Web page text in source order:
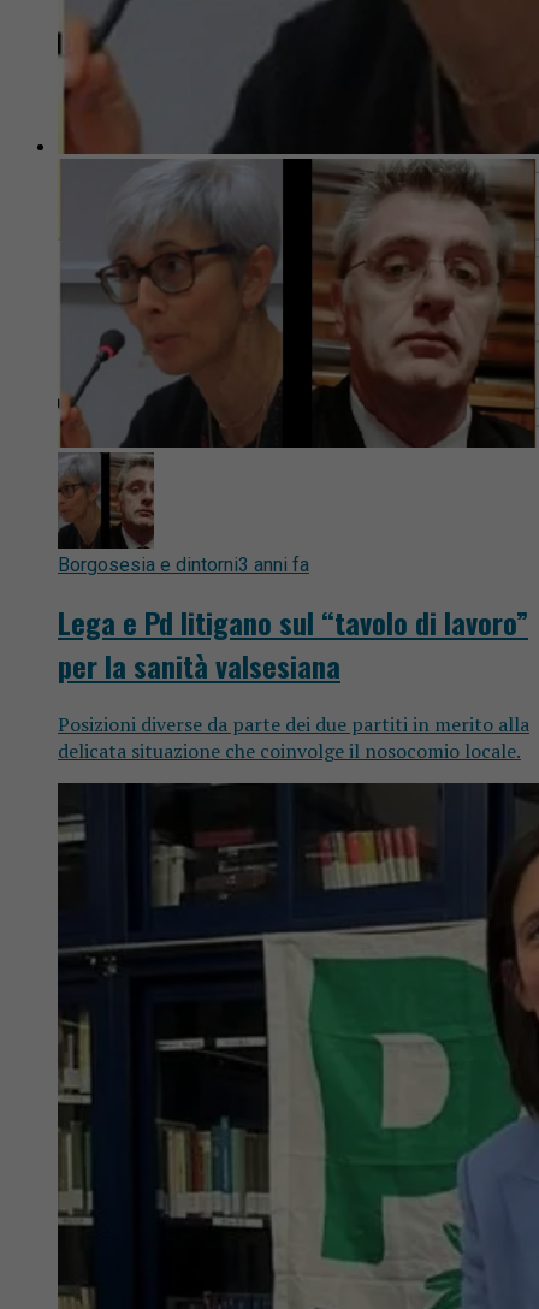
Borgosesia e dintorni3 anni fa
Lega e Pd litigano sul “tavolo di lavoro”
per la sanità valsesiana
Posizioni diverse da parte dei due partiti in merito alla
delicata situazione che coinvolge il nosocomio locale.